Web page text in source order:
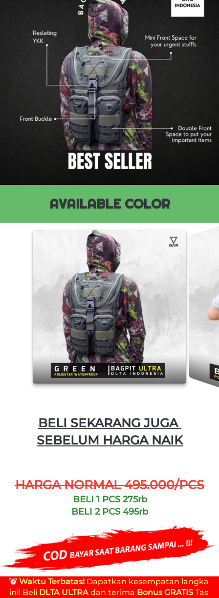
AVAILABLE COLOR
BELI SEKARANG JUGA
SEBELUM HARGA NAIK
HARGA NORMAL 495.000/PCS
BELI 1 PCS 275rb
BELI 2 PCS 495rb
Waktu Terbatas! Dapatkan kesempatan langka
ini! Beli DLTA ULTRA dan terima Bonus GRATIS Tas